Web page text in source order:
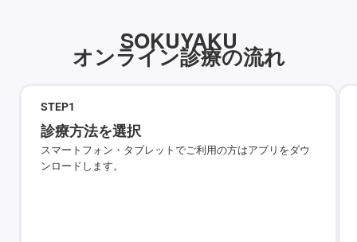
SOKUYAKU
オンライン診療の流れ
STEP1
診療方法を選択
スマートフォン・タブレットでご利用の方はアプリをダウ
ンロードします。